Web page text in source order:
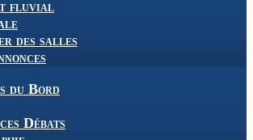
fluvial
des salles
du Bord
Débats